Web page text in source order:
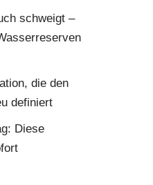
schweigt –
die den
definiert
Diese